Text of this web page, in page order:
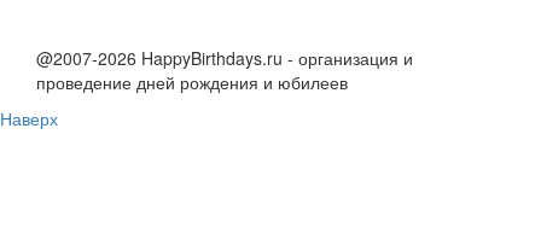
@2007-2026 HappyBirthdays.ru - организация и
проведение дней рождения и юбилеев
Наверх